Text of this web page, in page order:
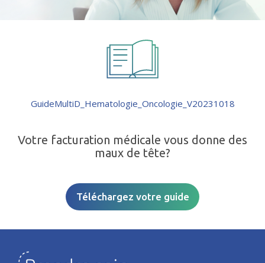
GuideMultiD_Hematologie_Oncologie_V20231018
Votre facturation médicale vous donne des
maux de tête?
Téléchargez votre guide